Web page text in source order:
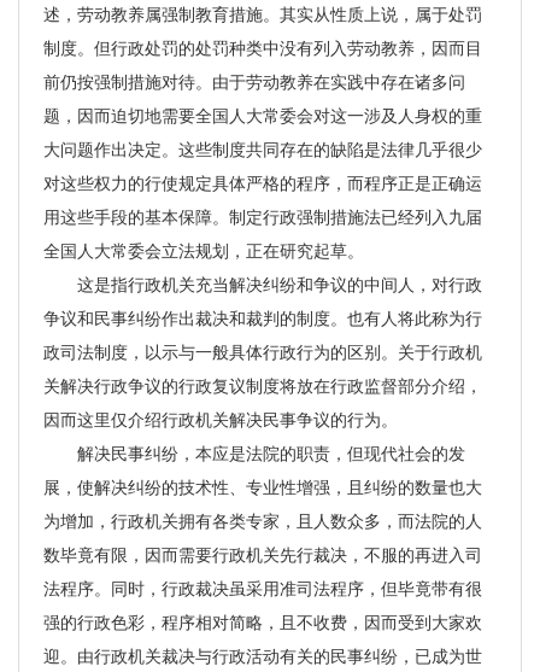
述，劳动教养属强制教育措施。其实从性质上说，属于处罚
制度。但行政处罚的处罚种类中没有列入劳动教养，因而目
前仍按强制措施对待。由于劳动教养在实践中存在诸多问
题，因而迫切地需要全国人大常委会对这一涉及人身权的重
大问题作出决定。这些制度共同存在的缺陷是法律几乎很少
对这些权力的行使规定具体严格的程序，而程序正是正确运
用这些手段的基本保障。制定行政强制措施法已经列入九届
全国人大常委会立法规划，正在研究起草。
这是指行政机关充当解决纠纷和争议的中间人，对行政
争议和民事纠纷作出裁决和裁判的制度。也有人将此称为行
政司法制度，以示与一般具体行政行为的区别。关于行政机
关解决行政争议的行政复议制度将放在行政监督部分介绍，
因而这里仅介绍行政机关解决民事争议的行为。
解决民事纠纷，本应是法院的职责，但现代社会的发
展，使解决纠纷的技术性、专业性增强，且纠纷的数量也大
为增加，行政机关拥有各类专家，且人数众多，而法院的人
数毕竟有限，因而需要行政机关先行裁决，不服的再进入司
法程序。同时，行政裁决虽采用准司法程序，但毕竟带有很
强的行政色彩，程序相对简略，且不收费，因而受到大家欢
迎。由行政机关裁决与行政活动有关的民事纠纷，已成为世